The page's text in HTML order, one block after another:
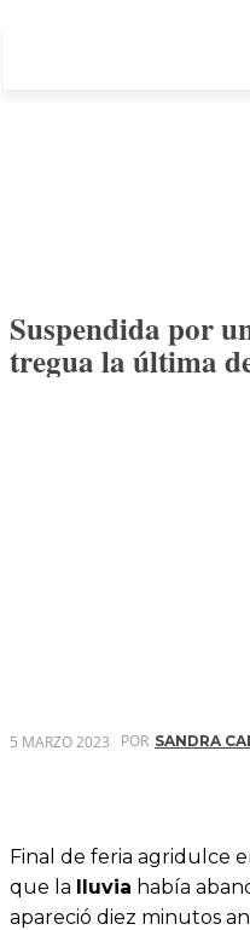
Suspendida por
tregua la última
5 MARZO 2023 POR SANDRA
Final de feria agridulce
que la lluvia había
apareció diez minutos